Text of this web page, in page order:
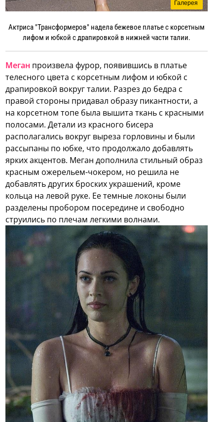
Галерея
Актриса "Трансформеров" надела бежевое платье с корсетным
лифом и юбкой с драпировкой в нижней части талии.
Меган произвела фурор, появившись в платье
телесного цвета с корсетным лифом и юбкой с
драпировкой вокруг талии. Разрез до бедра с
правой стороны придавал образу пикантности, а
на корсетном топе была вышита ткань с красными
полосами. Детали из красного бисера
располагались вокруг выреза горловины и были
рассыпаны по юбке, что продолжало добавлять
ярких акцентов. Меган дополнила стильный образ
красным ожерельем-чокером, но решила не
добавлять других броских украшений, кроме
кольца на левой руке. Ее темные локоны были
разделены пробором посередине и свободно
струились по плечам легкими волнами.